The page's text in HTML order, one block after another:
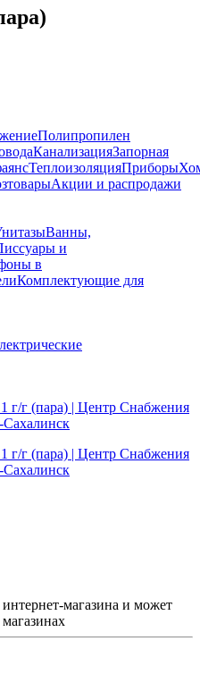
Полипропилен
КанализацияЗапорная
ТеплоизоляцияПриборы
Акции и распродажи
Ванны,
и
в
Комплектующие для
магазина и может